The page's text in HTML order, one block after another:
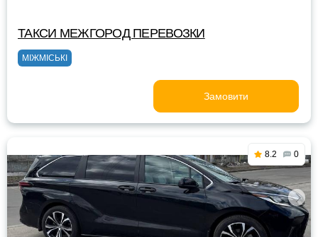
ТАКСИ МЕЖГОРОД ПЕРЕВОЗКИ
МІЖМІСЬКІ
Замовити
8.2 0